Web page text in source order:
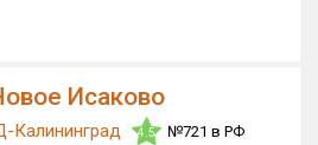
Исаково
Калининград 4.5 №721 в РФ